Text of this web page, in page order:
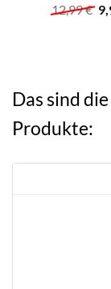
12,99€
Das sind
Produkte: